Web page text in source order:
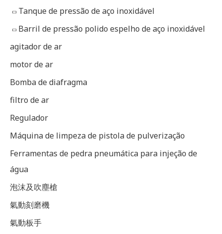
Tanque de pressão de aço inoxidável
Barril de pressão polido espelho de aço inoxidável
agitador de ar
motor de ar
Bomba de diafragma
filtro de ar
Regulador
Máquina de limpeza de pistola de pulverização
Ferramentas de pedra pneumática para injeção de
água
泡沫及吹塵槍
氣動刻磨機
氣動板手